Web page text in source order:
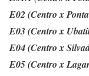
E02 (Centro x
E03 (Centro x
E04 (Centro x
E05 (Centro x